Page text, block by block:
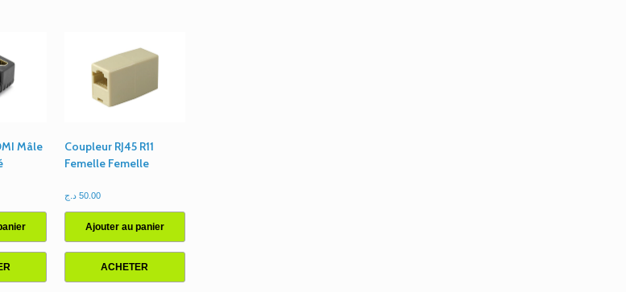
Mâle
Coupleur RJ45 R11
Femelle Femelle
50.00 د.ج
Ajouter au panier
ACHETER